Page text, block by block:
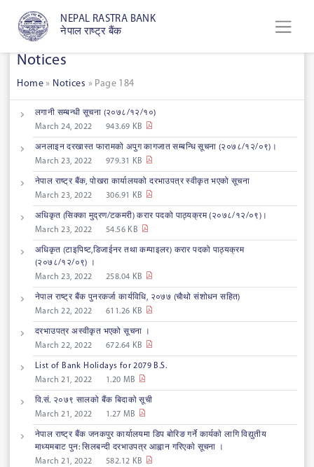
NEPAL RASTRA BANK
नेपाल राष्ट्र बैंक
Notices
Home » Notices » Page 184
लगानी सम्बन्धी सूचना (२०७८/१२/१०)
March 24, 2022
943.69 KB
अनलाइन दरखास्त फारामको अपुग कागजात सम्बन्धि सूचना (२०७८/१२/०९)।
March 23, 2022
979.31 KB
नेपाल राष्ट्र बैंक, पोखरा कार्यालयको दरभाउपत्र स्वीकृत भएको सूचना
March 23, 2022
306.91 KB
अधिकृत (सिक्का मुद्रण/टकमरी) करार पदको पाठ्यक्रम (२०७८/१२/०९)।
March 23, 2022
54.56 KB
अधिकृत (टाइपिष्ट,डिजाईनर तथा कम्पाइलर) करार पदको पाठ्यक्रम
(२०७८/१२/०९) ।
March 23, 2022
258.04 KB
नेपाल राष्ट्र बैंक पुनरकर्जा कार्यविधि, २०७७ (चाैथो संशोधन सहित)
March 22, 2022
611.26 KB
दरभाउपत्र अस्वीकृत भएको सूचना ।
March 22, 2022
672.64 KB
List of Bank Holidays for 2079 B.S.
March 21, 2022
1.20 MB
वि.सं. २०७९ सालको बैंक बिदाको सूची
March 21, 2022
1.27 MB
नेपाल राष्ट्र बैंक जनकपुर कार्यालयमा डिप बाेरिङ गर्ने कार्यकाे लागि विद्युतीय
माध्यमबाट पुन: सिलबन्दी दरभाउपत्र आह्वान गरिएकाे सूचना ।
March 21, 2022
582.12 KB